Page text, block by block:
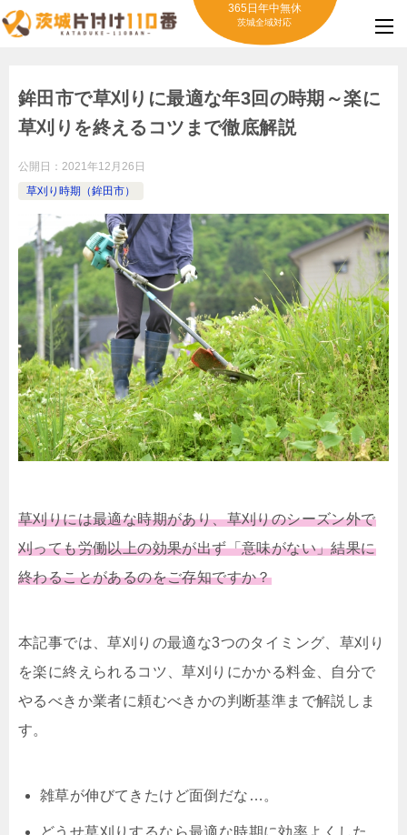
365日年中無休
茨城全域対応
鉾田市で草刈りに最適な年3回の時期～楽に
草刈りを終えるコツまで徹底解説
公開日： 2021年12月26日
草刈り時期（鉾田市）
草刈りには最適な時期があり、草刈りのシーズン外で
刈っても労働以上の効果が出ず「意味がない」結果に
終わることがあるのをご存知ですか？
本記事では、草刈りの最適な3つのタイミング、草刈り
を楽に終えられるコツ、草刈りにかかる料金、自分で
やるべきか業者に頼むべきかの判断基準まで解説しま
す。
雑草が伸びてきたけど面倒だな…。